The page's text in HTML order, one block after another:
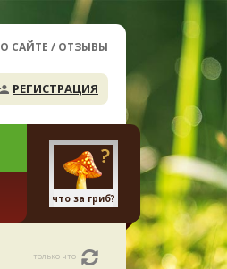
О САЙТЕ / ОТЗЫВЫ
РЕГИСТРАЦИЯ
что за гриб?
только что